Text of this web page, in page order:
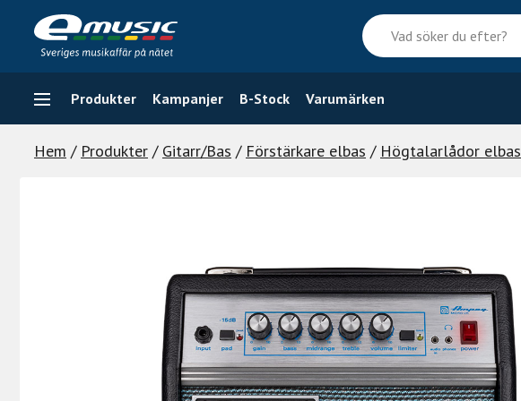
content
Vad
söker
du
efter?
Produkter Kampanjer B-Stock Varumärken
Hem / Produkter / Gitarr/Bas / Förstärkare elbas / Högtalarlådor elbas